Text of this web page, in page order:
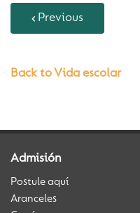
Previous
Back to Vida escolar
Admisión
Postule aquí
Aranceles